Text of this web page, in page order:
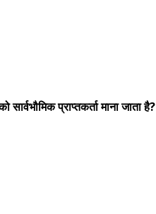
प्राप्तकर्ता माना जाता है?